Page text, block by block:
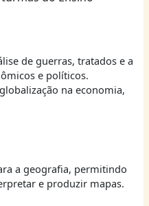
de guerras, tratados e a
e políticos.
na economia,
a geografia, permitindo
e produzir mapas.